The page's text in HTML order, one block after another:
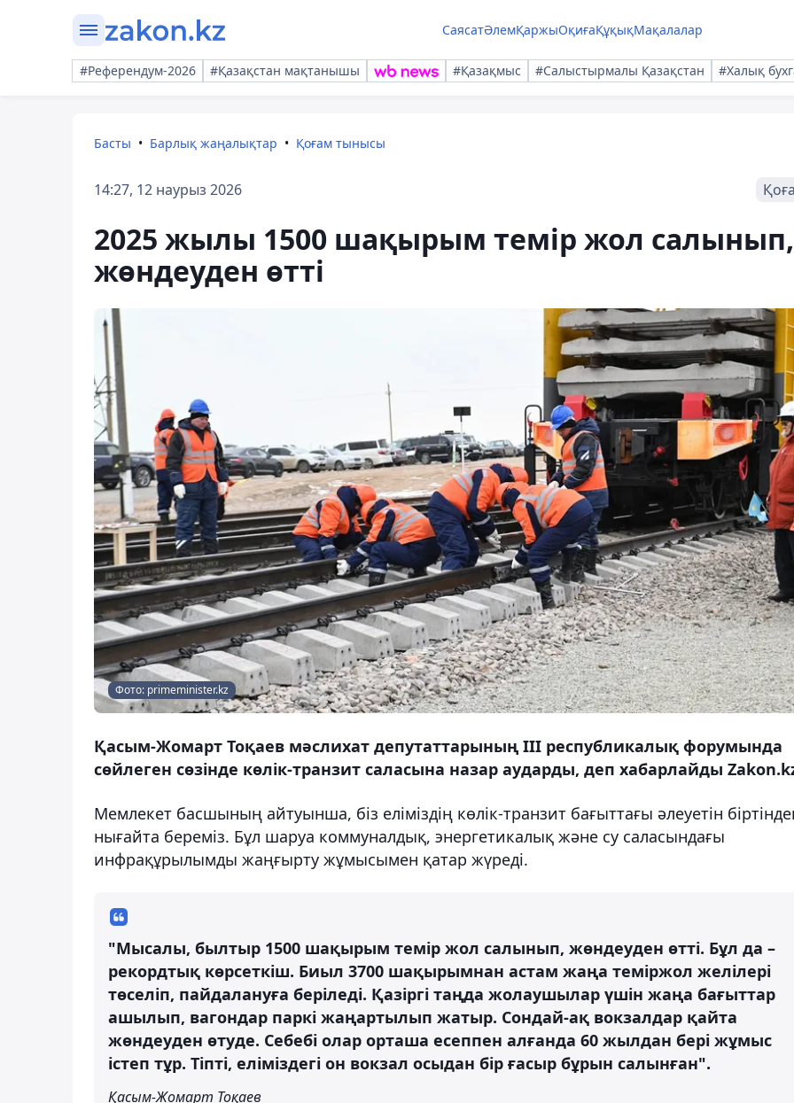
СаясатӘлемҚаржыОқиғаҚұқықМақалалар
#Референдум-2026 #Қазақстан мақтанышы #Қазақмыс #Салыстырмалы Қазақстан #Халық
Басты Барлық жаңалықтар Қоғам тынысы
14:27, 12 наурыз 2026
2025 жылы 1500 шақырым темір жол салынып,
жөндеуден өтті
Фото: primeminister.kz
Қасым-Жомарт Тоқаев мәслихат депутаттарының ІІІ республикалық форумында
сөйлеген сөзінде көлік-транзит саласына назар аударды, деп хабарлайды
Мемлекет басшының айтуынша, біз еліміздің көлік-транзит бағыттағы әлеуетін
нығайта береміз. Бұл шаруа коммуналдық, энергетикалық және су саласындағы
инфрақұрылымды жаңғырту жұмысымен қатар жүреді.
"Мысалы, былтыр 1500 шақырым темір жол салынып, жөндеуден өтті. Бұл да –
рекордтық көрсеткіш. Биыл 3700 шақырымнан астам жаңа теміржол желілері
төселіп, пайдалануға беріледі. Қазіргі таңда жолаушылар үшін жаңа бағыттар
ашылып, вагондар паркі жаңартылып жатыр. Сондай-ақ вокзалдар қайта
жөндеуден өтуде. Себебі олар орташа есеппен алғанда 60 жылдан бері жұмыс
істеп тұр. Тіпті, еліміздегі он вокзал осыдан бір ғасыр бұрын салынған".
Қасым-Жомарт Тоқаев